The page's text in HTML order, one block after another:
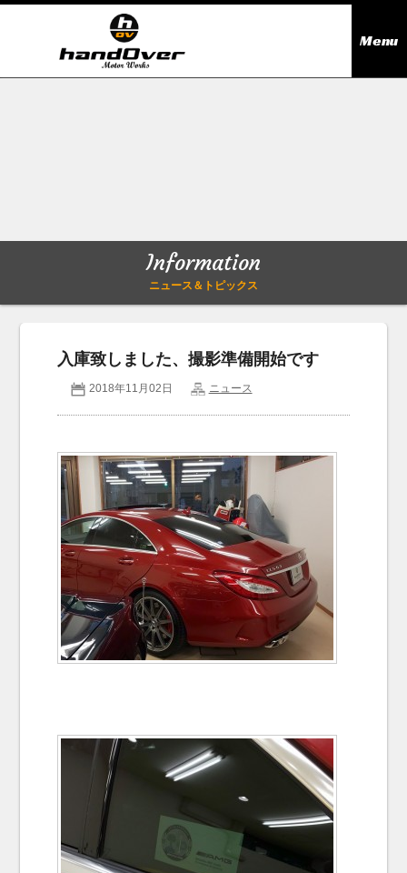
Menu
Company outline
会社概要
アクセス
Information
ニュース＆トピックス
入庫致しました、撮影準備開始です
2018年11月02日 ニュース